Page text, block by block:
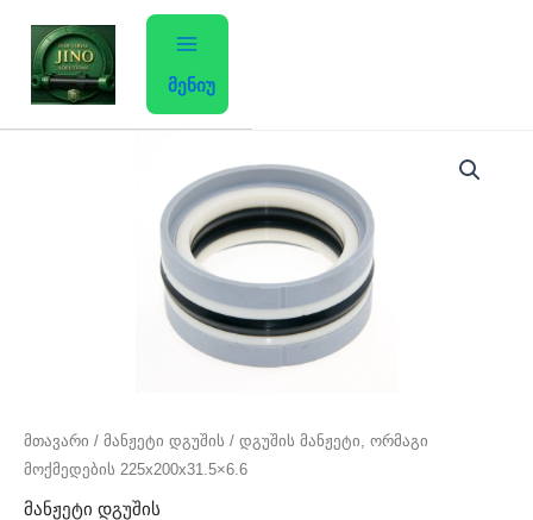
content
მენიუ
მთავარი / მანჟეტი დგუშის / დგუშის მანჟეტი, ორმაგი
მოქმედების 225x200x31.5×6.6
მანჟეტი დგუშის
225x200x31.5x6.6